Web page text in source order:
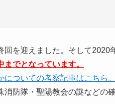
を迎えました。そして2020
でとなっています。
ついての考察記事はこちら。
防隊・聖陽教会の謎などの